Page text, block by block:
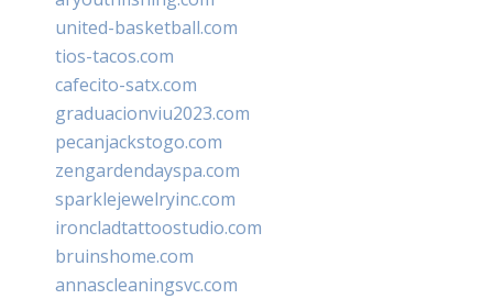
united-basketball.com
tios-tacos.com
cafecito-satx.com
graduacionviu2023.com
pecanjackstogo.com
zengardendayspa.com
sparklejewelryinc.com
ironcladtattoostudio.com
bruinshome.com
annascleaningsvc.com